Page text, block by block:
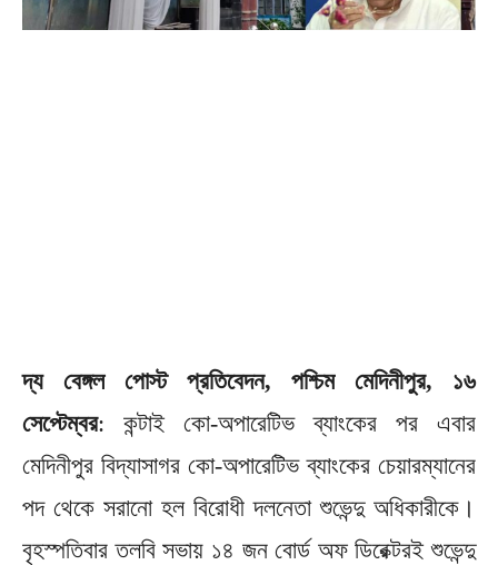
দ্য বেঙ্গল পোস্ট প্রতিবেদন, পশ্চিম মেদিনীপুর, ১৬
সেপ্টেম্বর: কন্টাই কো-অপারেটিভ ব্যাংকের পর এবার
মেদিনীপুর বিদ্যাসাগর কো-অপারেটিভ ব্যাংকের চেয়ারম্যানের
পদ থেকে সরানো হল বিরোধী দলনেতা শুভেন্দু অধিকারীকে।
বৃহস্পতিবার তলবি সভায় ১৪ জন বোর্ড অফ ডিরেক্টরই শুভেন্দু